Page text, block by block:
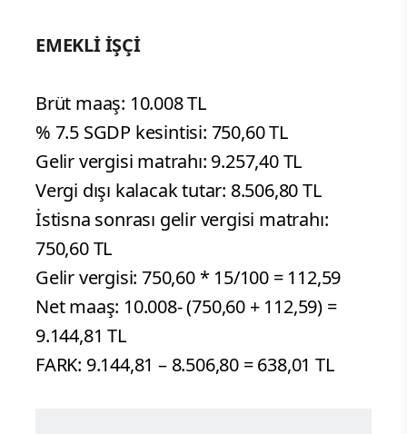
EMEKLİ İŞÇİ
Brüt maaş: 10.008 TL
% 7.5 SGDP kesintisi: 750,60 TL
Gelir vergisi matrahı: 9.257,40 TL
Vergi dışı kalacak tutar: 8.506,80 TL
İstisna sonrası gelir vergisi matrahı:
750,60 TL
Gelir vergisi: 750,60 * 15/100 = 112,59
Net maaş: 10.008- (750,60 + 112,59) =
9.144,81 TL
FARK: 9.144,81 – 8.506,80 = 638,01 TL